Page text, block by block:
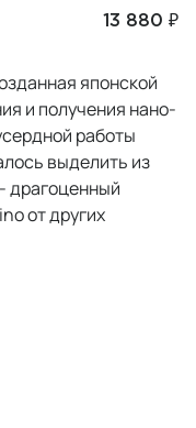
13 880 ₽
японской
и получения нано-
работы
выделить из
драгоценный
от других